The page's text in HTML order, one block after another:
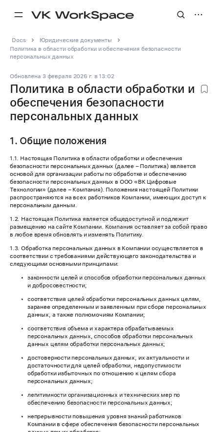
Docs
Юридические документы
Политика в области обработки и обеспечения безопасности
персональных данных
Обновлена 3 февраля 2026 г. в 13:02
Политика в области обработки и
обеспечения безопасности
персональных данных
1. Общие положения
1.1. Настоящая Политика в области обработки и обеспечения
безопасности персональных данных (далее – Политика) является
основой для организации работы по обработке и обеспечению
безопасности персональных данных в ООО «ВК Цифровые
Технологии» (далее – Компания). Положения настоящей Политики
распространяются на всех работников Компании, имеющих доступ к
персональным данным.
1.2. Настоящая Политика является общедоступной и подлежит
размещению на сайте Компании. Компания оставляет за собой право
в любое время обновлять и изменять Политику.
1.3. Обработка персональных данных в Компании осуществляется в
соответствии с требованиями действующего законодательства и
следующими основными принципами:
законности целей и способов обработки персональных данных
и добросовестности;
соответствия целей обработки персональных данных целям,
заранее определенным и заявленным при сборе персональных
данных, а также полномочиям Компании;
соответствия объема и характера обрабатываемых
персональных данных, способов обработки персональных
данных целям обработки персональных данных;
достоверности персональных данных, их актуальности и
достаточности для целей обработки, недопустимости
обработки избыточных по отношению к целям сбора
персональных данных;
легитимности организационных и технических мер по
обеспечению безопасности персональных данных;
непрерывности повышения уровня знаний работников
Компании в сфере обеспечения безопасности персональных